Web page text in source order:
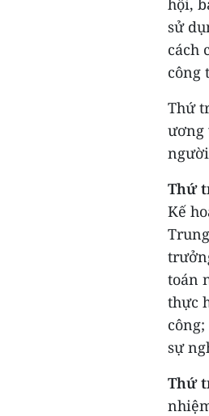
hội,
sử
cách
công
Thứ
ương
Thứ
Kế
toán
thực
sự
Thứ